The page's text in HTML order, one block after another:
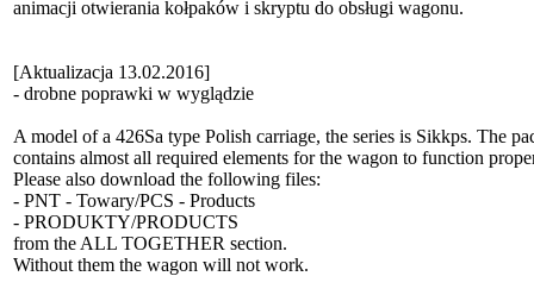
animacji otwierania kołpaków i skryptu do obsługi wagonu.
[Aktualizacja 13.02.2016]
- drobne poprawki w wyglądzie
A model of a 426Sa type Polish carriage, the series is Sikkps. The
contains almost all required elements for the wagon to function
Please also download the following files:
- PNT - Towary/PCS - Products
- PRODUKTY/PRODUCTS
from the ALL TOGETHER section.
Without them the wagon will not work.